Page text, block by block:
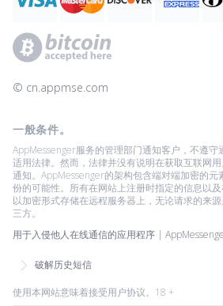
© ‌cn.appmse.com
一般条件。
AppMessenger服务的管理部门通知客户，不遵守
适用法律。然而，法律并没有说明在获取互联网
通知。AppMessenger的架构包含端对端加密的元
份的可能性。所有在网站上注册时指定的信息以
以加密形式存储在远程服务器上，无论请求的来
三方。
用于入侵他人在线通信的应用程序 |
破解历史短信
使用本网站意味着接受用户协议。18 +